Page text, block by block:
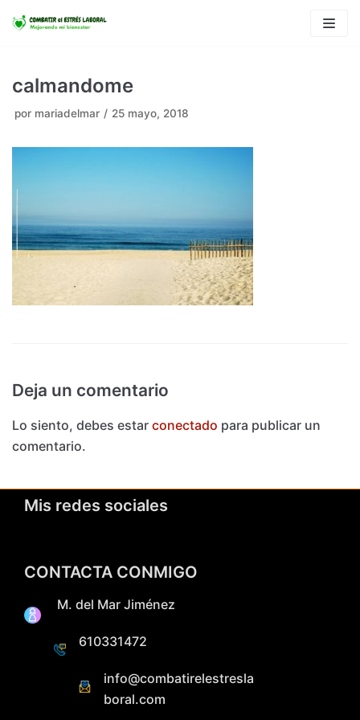
Saltar
calmandome
por mariadelmar 25 mayo, 2018
Deja un comentario
Lo siento, debes estar conectado para publicar un
comentario.
Mis redes sociales
CONTACTA CONMIGO
M. del Mar Jiménez
610331472
info@combatirelestresla
boral.com